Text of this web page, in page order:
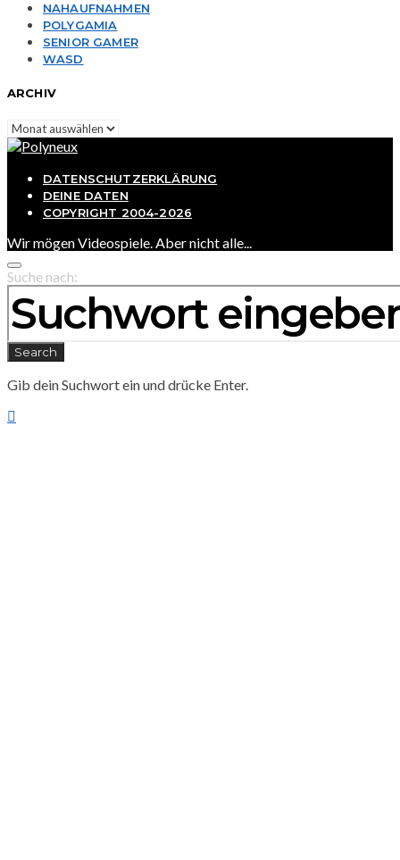
NAHAUFNAHMEN
POLYGAMIA
SENIOR GAMER
WASD
ARCHIV
Archiv
DATENSCHUTZERKLÄRUNG
DEINE DATEN
COPYRIGHT 2004-2026
Wir mögen Videospiele. Aber nicht alle...
Suche nach:
Search
Gib dein Suchwort ein und drücke Enter.